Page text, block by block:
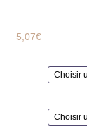
5,07€